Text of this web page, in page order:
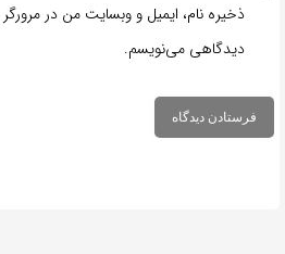
ذخیره نام، ایمیل و وبسایت من در مرورگر
دیدگاهی می‌نویسم.